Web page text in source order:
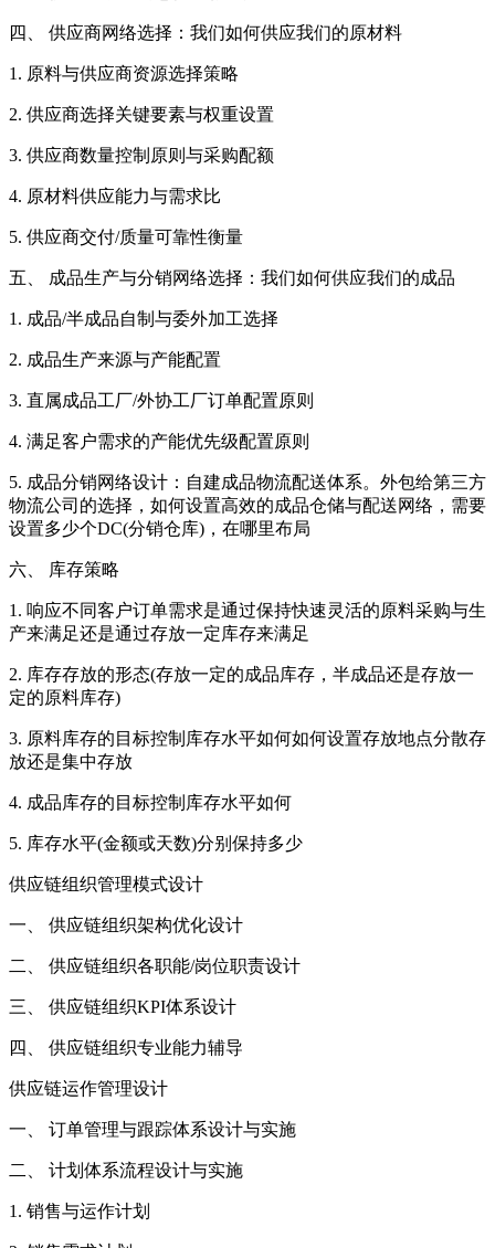
四、 供应商网络选择：我们如何供应我们的原材料
1. 原料与供应商资源选择策略
2. 供应商选择关键要素与权重设置
3. 供应商数量控制原则与采购配额
4. 原材料供应能力与需求比
5. 供应商交付/质量可靠性衡量
五、 成品生产与分销网络选择：我们如何供应我们的成品
1. 成品/半成品自制与委外加工选择
2. 成品生产来源与产能配置
3. 直属成品工厂/外协工厂订单配置原则
4. 满足客户需求的产能优先级配置原则
5. 成品分销网络设计：自建成品物流配送体系。外包给第三方
物流公司的选择，如何设置高效的成品仓储与配送网络，需要
设置多少个DC(分销仓库)，在哪里布局
六、 库存策略
1. 响应不同客户订单需求是通过保持快速灵活的原料采购与生
产来满足还是通过存放一定库存来满足
2. 库存存放的形态(存放一定的成品库存，半成品还是存放一
定的原料库存)
3. 原料库存的目标控制库存水平如何如何设置存放地点分散存
放还是集中存放
4. 成品库存的目标控制库存水平如何
5. 库存水平(金额或天数)分别保持多少
供应链组织管理模式设计
一、 供应链组织架构优化设计
二、 供应链组织各职能/岗位职责设计
三、 供应链组织KPI体系设计
四、 供应链组织专业能力辅导
供应链运作管理设计
一、 订单管理与跟踪体系设计与实施
二、 计划体系流程设计与实施
1. 销售与运作计划